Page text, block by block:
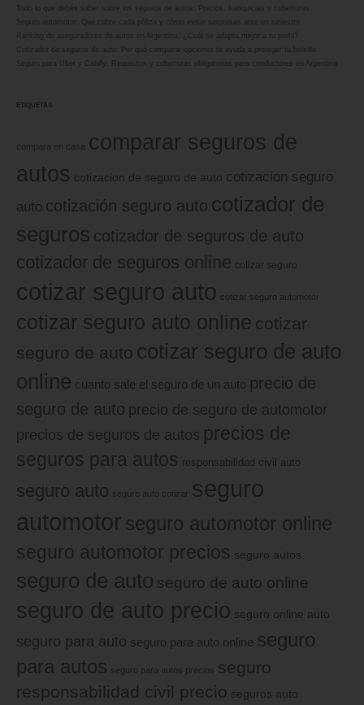
Seguro automotor: Qué cubre cada póliza y cómo evitar sorpresas ante un siniestro
Cotizador de seguros de auto: Por qué comparar opciones te ayuda a proteger tu bolsillo
Seguro para Uber y Cabify: Requisitos y coberturas obligatorias para conductores en Argentina
ETIQUETAS
compara en casa comparar seguros de
autos cotizacion de seguro de auto cotizacion seguro
auto cotización seguro auto cotizador de
seguros cotizador de seguros de auto
cotizador de seguros online cotizar seguro
cotizar seguro auto cotizar seguro automotor
cotizar seguro auto online cotizar
seguro de auto cotizar seguro de auto
online cuanto sale el seguro de un auto precio de
seguro de auto precio de seguro de automotor
precios de seguros de autos precios de
seguros para autos responsabilidad civil auto
seguro auto seguro auto cotizar seguro
automotor seguro automotor online
seguro automotor precios seguro autos
seguro de auto seguro de auto online
seguro de auto precio seguro online auto
seguro para auto seguro para auto online seguro
para autos seguro para autos precios seguro
responsabilidad civil precio seguros auto